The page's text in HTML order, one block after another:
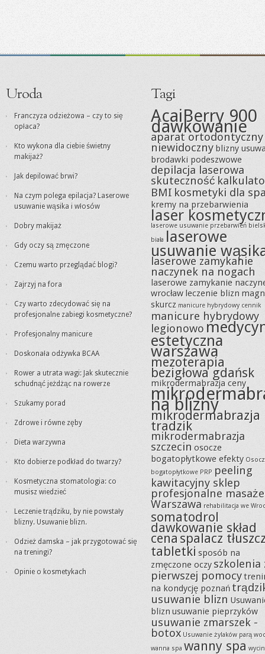
Uroda
Franczyza odzieżowa – czy to się
opłaca?
Kto wykona dla ciebie świetny
makijaż?
Jak depilować brwi?
Na czym polega epilacja? Laserowe
usuwanie wąsika i włosów
Dobry makijaż
Gdy oczy są zmęczone
Czemu warto przeglądać blogi?
Zajrzyj na fora
Czy warto zdecydować się na
profesjonalne zabiegi kosmetyczne?
Profesjonalny manicure
Doskonała odżywka BCAA
Rower a utrata wagi: Jak skutecznie
schudnąć jeżdżąc na rowerze
Szukamy porad
Zdrowe i równe zęby
Dieta warzywna
Kto dobierze podkład do twarzy?
Kosmetyczna stomatologia: co
musisz wiedzieć
Leczenie trądziku, by nie powstały
blizny. Usuwanie blizn.
Odzież damska – jak przygotować się
na treningi?
Opinie o kosmetykach
Tagi
AcaiBerry 900
dawkowanie
aparat ortodontyczny
niewidoczny blizny
brodawki podeszwowe
depilacja laserowa
skuteczność
BMI kosmetyki dla
kremy na przebarwienia
laser
laserowe usuwanie przebarwień
biała laserowe
usuwanie
laserowe zamykanie
naczynek na nogach
laserowe zamykanie
wrocław leczenie blizn
skurcz manicure hybrydowy cennik
manicure hybrydowy
legionowo
estetyczna
warszawa
mezoterapia
bezigłowa gdańsk
mikrodermabrazja ceny
na blizny
mikrodermabrazja
tradzik
mikrodermabrazja
szczecin osocze
bogatopłytkowe efekty
bogatopłytkowe PRP peeling
kawitacyjny sklep
profesjonalne masaże
Warszawa rehabilitacja we
somatodrol
dawkowanie skład
cenaspalacz
tabletki sposób na
zmęczone oczy szkolenia
pierwszej pomocy
na kondycję poznań
usuwanie blizn
blizn usuwanie pieprzyków
usuwanie zmarszek -
botox Usuwanie żylaków parą
wanna spa wanny spa